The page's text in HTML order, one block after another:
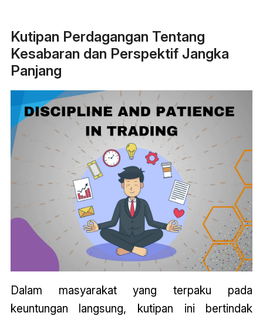
Kutipan Perdagangan Tentang
Kesabaran dan Perspektif Jangka
Panjang
Dalam masyarakat yang terpaku pada
keuntungan langsung, kutipan ini bertindak